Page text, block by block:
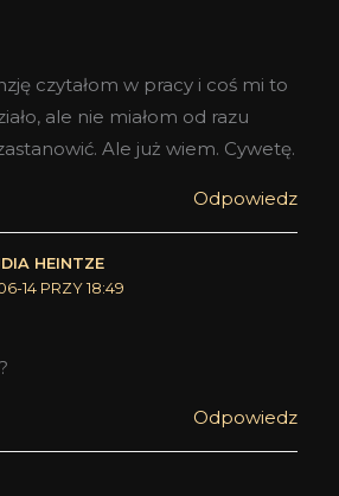
czytałom w pracy i coś mi to
ale nie miałom od razu
Ale już wiem. Cywetę.
Odpowiedz
HEINTZE
14 PRZY 18:49
Odpowiedz